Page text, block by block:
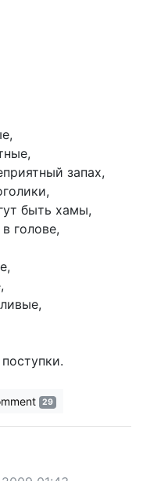
запах,
быть хамы,
голове,
29